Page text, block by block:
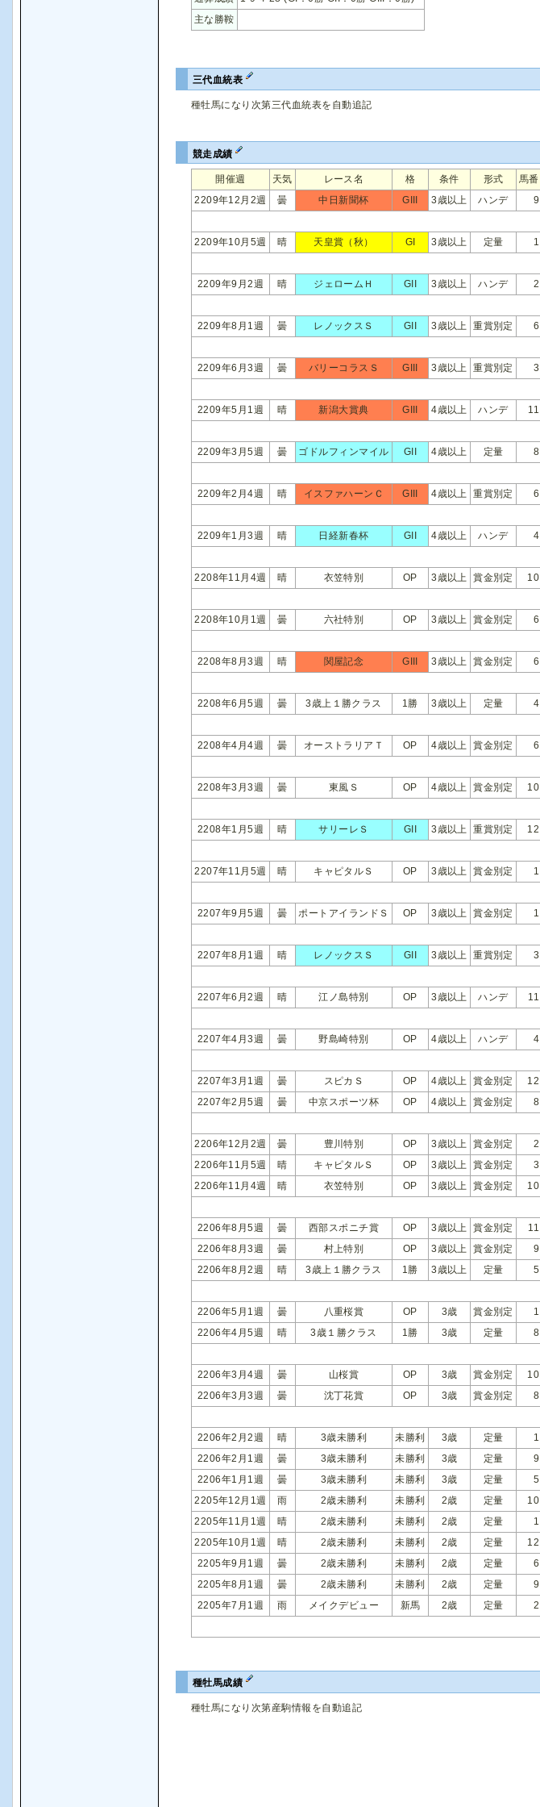
主な勝鞍
三代血統表
種牡馬になり次第三代血統表を自動追記
競走成績
開催週 天気 レース名 格 条件 形式 馬番
2209年12月2週
曇 中日新聞杯 GIII 3歳以上 ハンデ 9
2209年10月5週
晴 天皇賞（秋） GI 3歳以上 定量 1
2209年9月2週
晴 ジェロームＨ GII 3歳以上 ハンデ 2
2209年8月1週
曇 レノックスＳ GII 3歳以上 重賞別定 6
2209年6月3週
曇 バリーコラスＳ GIII 3歳以上 重賞別定 3
2209年5月1週
晴 新潟大賞典 GIII 4歳以上 ハンデ 11
2209年3月5週
曇 ゴドルフィンマイル GII 4歳以上 定量 8
2209年2月4週
晴 イスファハーンＣ GIII 4歳以上 重賞別定 6
2209年1月3週
晴 日経新春杯 GII 4歳以上 ハンデ 4
2208年11月4週
晴 衣笠特別 OP 3歳以上 賞金別定 10
2208年10月1週
曇 六社特別 OP 3歳以上 賞金別定 6
2208年8月3週
晴 関屋記念 GIII 3歳以上 賞金別定 6
2208年6月5週
曇 3歳上１勝クラス 1勝 3歳以上 定量 4
2208年4月4週
曇 オーストラリアＴ OP 4歳以上 賞金別定 6
2208年3月3週
曇 東風Ｓ OP 4歳以上 賞金別定 10
2208年1月5週
晴 サリーレＳ GII 3歳以上 重賞別定 12
2207年11月5週
晴 キャピタルＳ OP 3歳以上 賞金別定 1
2207年9月5週
曇 ポートアイランドＳ OP 3歳以上 賞金別定 1
2207年8月1週
晴 レノックスＳ GII 3歳以上 重賞別定 3
2207年6月2週
晴 江ノ島特別 OP 3歳以上 ハンデ 11
2207年4月3週
曇 野島崎特別 OP 4歳以上 ハンデ 4
2207年3月1週
曇 スピカＳ OP 4歳以上 賞金別定 12
2207年2月5週
曇 中京スポーツ杯 OP 4歳以上 賞金別定 8
2206年12月2週
曇 豊川特別 OP 3歳以上 賞金別定 2
2206年11月5週
晴 キャピタルＳ OP 3歳以上 賞金別定 3
2206年11月4週
晴 衣笠特別 OP 3歳以上 賞金別定 10
2206年8月5週
曇 西部スポニチ賞 OP 3歳以上 賞金別定 11
2206年8月3週
曇 村上特別 OP 3歳以上 賞金別定 9
2206年8月2週
晴 3歳上１勝クラス 1勝 3歳以上 定量 5
2206年5月1週
曇 八重桜賞 OP 3歳 賞金別定 1
2206年4月5週
晴 3歳１勝クラス 1勝 3歳 定量 8
2206年3月4週
曇 山桜賞 OP 3歳 賞金別定 10
2206年3月3週
曇 沈丁花賞 OP 3歳 賞金別定 8
2206年2月2週
晴 3歳未勝利 未勝利 3歳 定量 1
2206年2月1週
曇 3歳未勝利 未勝利 3歳 定量 9
2206年1月1週
曇 3歳未勝利 未勝利 3歳 定量 5
2205年12月1週
雨 2歳未勝利 未勝利 2歳 定量 10
2205年11月1週
晴 2歳未勝利 未勝利 2歳 定量 1
2205年10月1週
晴 2歳未勝利 未勝利 2歳 定量 12
2205年9月1週
曇 2歳未勝利 未勝利 2歳 定量 6
2205年8月1週
曇 2歳未勝利 未勝利 2歳 定量 9
2205年7月1週
雨 メイクデビュー 新馬 2歳 定量 2
種牡馬成績
種牡馬になり次第産駒情報を自動追記